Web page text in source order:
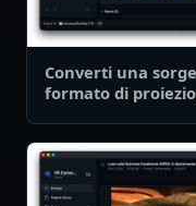
Converti una
formato di